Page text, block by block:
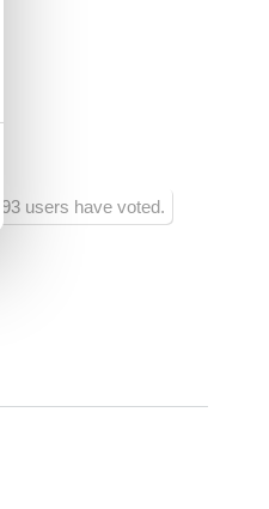
693 users have voted.